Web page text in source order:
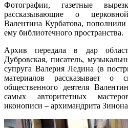
Фотографии, газетные
рассказывающие о
Валентина Курбатова,
ему библиотечного пространства.
Архив передала в дар
Дубровская, писатель,
супруга Валерия Ледина (в
материалов рассказывает о
общественного деятеля
самых авторитетных
иконописи – архимандрита